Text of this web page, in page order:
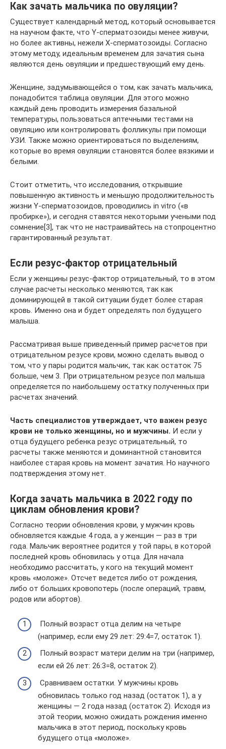
Как зачать мальчика по овуляции?
Существует календарный метод, который основывается
на научном факте, что Y-сперматозоиды менее живучи,
но более активны, нежели Х-сперматозоиды. Согласно
этому методу, идеальным временем для зачатия сына
являются день овуляции и предшествующий ему день.
Женщине, задумывающейся о том, как зачать мальчика,
понадобится таблица овуляции. Для этого можно
каждый день проводить измерения базальной
температуры, пользоваться аптечными тестами на
овуляцию или контролировать фолликулы при помощи
УЗИ. Также можно ориентироваться по выделениям,
которые во время овуляции становятся более вязкими и
белыми.
Стоит отметить, что исследования, открывшие
повышенную активность и меньшую продолжительность
жизни Y-сперматозоидов, проводились in vitro («в
пробирке»), и сегодня ставятся некоторыми учеными под
сомнение[3], так что не настраивайтесь на стопроцентно
гарантированный результат.
Если резус-фактор отрицательный
Если у женщины резус-фактор отрицательный, то в этом
случае расчеты несколько меняются, так как
доминирующей в такой ситуации будет более старая
кровь. Именно она и будет определять пол будущего
малыша.
Рассматривая выше приведенный пример расчетов при
отрицательном резусе крови, можно сделать вывод о
том, что у пары родится мальчик, так как остаток 75
больше, чем 3. При отрицательном резусе пол малыша
определяется по наибольшему остатку полученных при
расчетах значений.
Часть специалистов утверждает, что важен резус
крови не только женщины, но и мужчины. И если у
отца будущего ребенка резус отрицательный, то
расчеты также меняются и доминантной становится
наиболее старая кровь на момент зачатия. Но научного
подтверждения этому нет.
Когда зачать мальчика в 2022 году по
циклам обновления крови?
Согласно теории обновления крови, у мужчин кровь
обновляется каждые 4 года, а у женщин — раз в три
года. Мальчик вероятнее родится у той пары, в которой
последней кровь обновилась у отца. Для начала
необходимо рассчитать, у кого на текущий момент
кровь «моложе». Отсчет ведется либо от рождения,
либо от больших кровопотерь (после операций, травм,
родов или абортов).
Полный возраст отца делим на четыре
(например, если ему 29 лет: 29:4=7, остаток 1).
Полный возраст матери делим на три (например,
если ей 26 лет: 26:3=8, остаток 2).
Сравниваем остатки. У мужчины кровь
обновилась только год назад (остаток 1), а у
женщины — 2 года назад (остаток 2). Исходя из
этой теории, можно ожидать рождения именно
мальчика в этот период, поскольку кровь
будущего отца «моложе».